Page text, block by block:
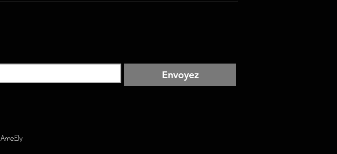
Envoyez
Ame.Ely